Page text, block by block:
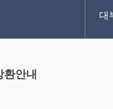
대
환안내